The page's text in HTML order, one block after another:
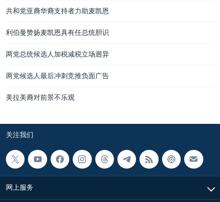
共和党亚裔华裔支持者力助麦凯恩
利伯曼赞扬麦凯恩具有任总统胆识
两党总统候选人加税减税立场迥异
两党候选人最后冲刺竞推负面广告
美拉美裔对前景不乐观
关注我们
网上服务